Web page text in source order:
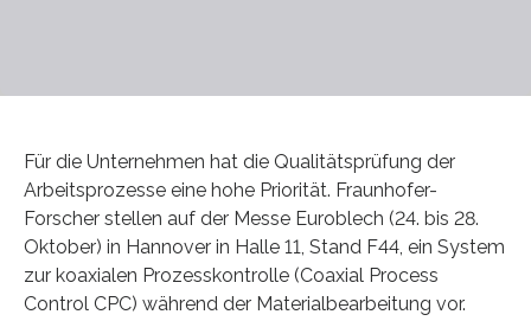
Für die Unternehmen hat die Qualitätsprüfung der
Arbeitsprozesse eine hohe Priorität. Fraunhofer-
Forscher stellen auf der Messe Euroblech (24. bis 28.
Oktober) in Hannover in Halle 11, Stand F44, ein System
zur koaxialen Prozesskontrolle (Coaxial Process
Control CPC) während der Materialbearbeitung vor.